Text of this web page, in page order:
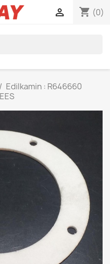
shopping_cart (0)

Edilkamin : R646660